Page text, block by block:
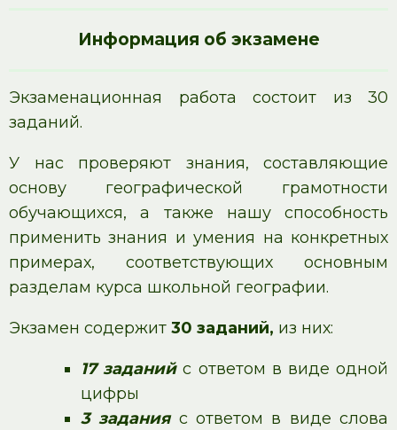
Информация об экзамене
Экзаменационная работа состоит из 30
заданий.
У нас проверяют знания, составляющие
основу географической грамотности
обучающихся, а также нашу способность
применить знания и умения на конкретных
примерах, соответствующих основным
разделам курса школьной географии.
Экзамен содержит 30 заданий, из них:
17 заданийс ответом в виде одной
цифры
3 заданияс ответом в виде слова